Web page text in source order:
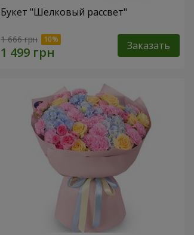
Букет "Шелковый рассвет"
1 666 грн Заказать